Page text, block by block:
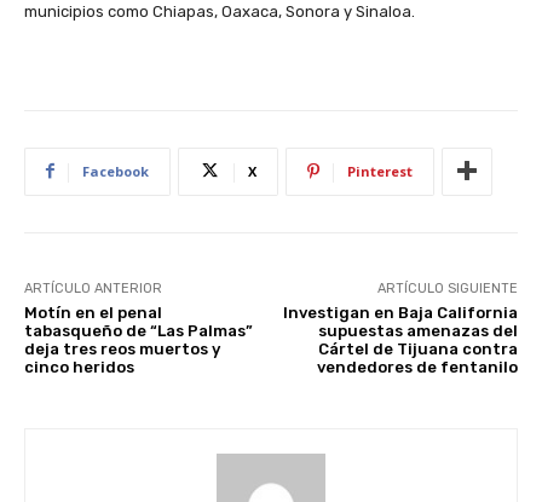
municipios como Chiapas, Oaxaca, Sonora y Sinaloa.
Facebook X Pinterest
ARTÍCULO ANTERIOR
Motín en el penal
tabasqueño de “Las Palmas”
deja tres reos muertos y
cinco heridos
ARTÍCULO SIGUIENTE
Investigan en Baja California
supuestas amenazas del
Cártel de Tijuana contra
vendedores de fentanilo